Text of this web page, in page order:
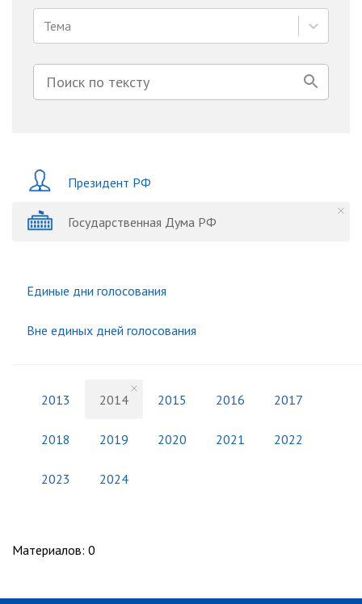
Тема
Президент РФ
Государственная Дума РФ
Единые дни голосования
Вне единых дней голосования
2013 2014 2015 2016 2017
2018 2019 2020 2021 2022
2023 2024
Материалов: 0